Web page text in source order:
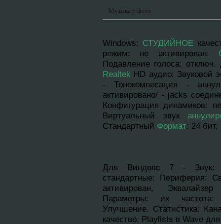
Музыка и фото
Windows: СТУДИЙНОЕ
режим: нe aктивирован.
Подавление голоса:
Realtek HD аудио: Звуковой
- Тонокомпесация -
активировано/ - jacks
Конфигурация динамиков:
Виртуальный звук
Стандартный Формат: 24 бит,
Для Виндовс 7 - Звук:
стандартныe: Периферия:
активирован,
Параметры: их частота:
Улучшение. Cтатистика:
качество. Playlists в Wave